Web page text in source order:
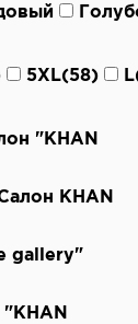
5XL(58)
"KHAN
KHAN
gallery"
"KHAN